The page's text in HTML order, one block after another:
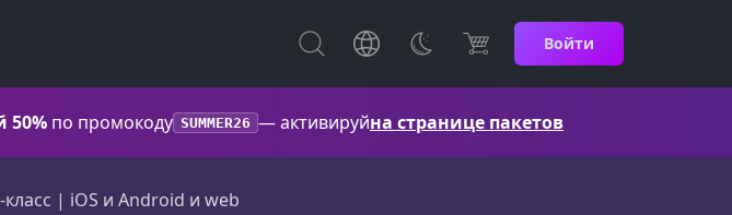
Войти
50% по промокоду SUMMER26 — активируйна странице пакетов
| iOS и Android и web